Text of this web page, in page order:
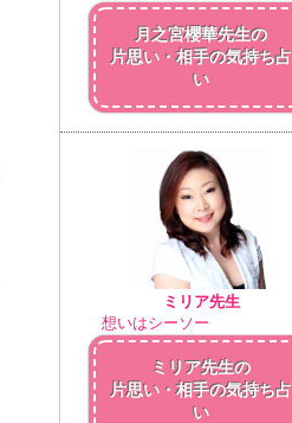
月之宮櫻華先生の
片思い・相手の気持ち占
い
ミリア先生
想いはシーソー
ミリア先生の
片思い・相手の気持ち占
い